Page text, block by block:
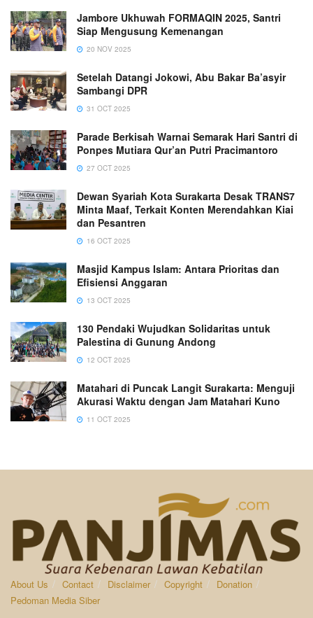
Jambore Ukhuwah FORMAQIN 2025, Santri
Siap Mengusung Kemenangan
20 NOV 2025
Setelah Datangi Jokowi, Abu Bakar Ba’asyir
Sambangi DPR
31 OCT 2025
Parade Berkisah Warnai Semarak Hari Santri di
Ponpes Mutiara Qur’an Putri Pracimantoro
27 OCT 2025
Dewan Syariah Kota Surakarta Desak TRANS7
Minta Maaf, Terkait Konten Merendahkan Kiai
dan Pesantren
16 OCT 2025
Masjid Kampus Islam: Antara Prioritas dan
Efisiensi Anggaran
13 OCT 2025
130 Pendaki Wujudkan Solidaritas untuk
Palestina di Gunung Andong
12 OCT 2025
Matahari di Puncak Langit Surakarta: Menguji
Akurasi Waktu dengan Jam Matahari Kuno
11 OCT 2025
About Us Contact Disclaimer Copyright
Donation
Pedoman Media Siber